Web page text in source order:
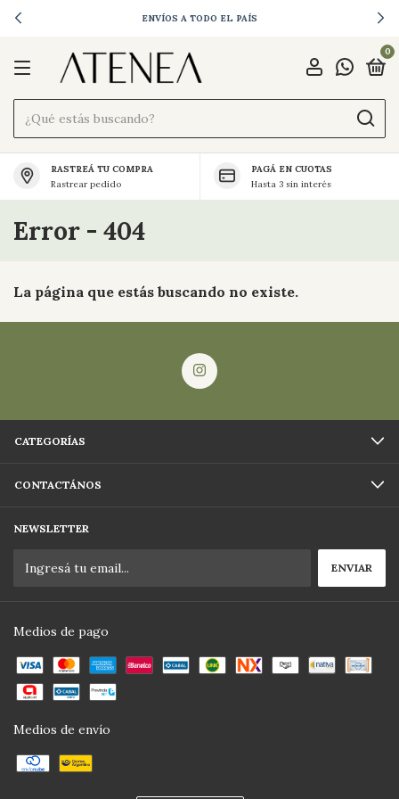
ENVÍOS A TODO EL PAÍS
0
RASTREÁ TU COMPRA
Rastrear pedido
PAGÁ EN CUOTAS
Hasta 3 sin interés
Error - 404
La página que estás buscando no existe.
CATEGORÍAS
CONTACTÁNOS
NEWSLETTER
Medios de pago
Medios de envío